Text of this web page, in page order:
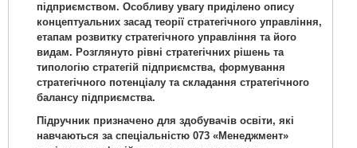
підприємством. Особливу увагу приділено опису
концептуальних засад теорії стратегічного управління,
етапам розвитку стратегічного управління та його
видам. Розглянуто рівні стратегічних рішень та
типологію стратегій підприємства, формування
стратегічного потенціалу та складання стратегічного
балансу підприємства.
Підручник призначено для здобувачів освіти, які
навчаються за спеціальністю 073 «Менеджмент»